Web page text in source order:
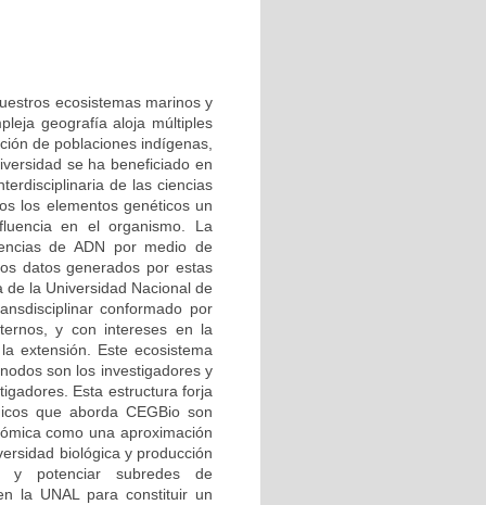
ecosistemas marinos y
geografía aloja múltiples
de poblaciones indígenas,
se ha beneficiado en
de las ciencias
los elementos genéticos un
en el organismo. La
de ADN por medio de
datos generados por estas
la Universidad Nacional de
conformado por
y con intereses en la
extensión. Este ecosistema
son los investigadores y
Esta estructura forja
que aborda CEGBio son
como una aproximación
biológica y producción
y potenciar subredes de
la UNAL para constituir un